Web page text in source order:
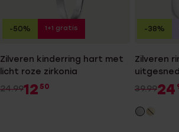
Zilveren kinderring hart met
licht roze zirkonia
24.9912 50
-50% 1+1 gratis
Zilveren
39.9924
-38%